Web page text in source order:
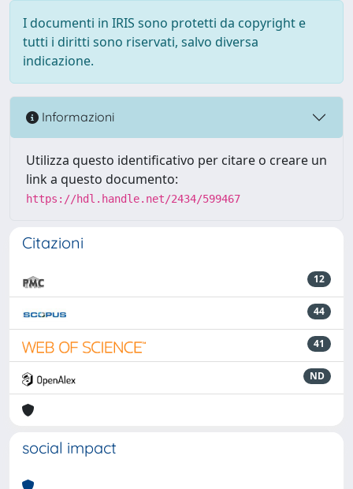
I documenti in IRIS sono protetti da copyright e
tutti i diritti sono riservati, salvo diversa
indicazione.
Informazioni
Utilizza questo identificativo per citare o creare un
link a questo documento:
https://hdl.handle.net/2434/599467
Citazioni
12
44
41
ND
social impact